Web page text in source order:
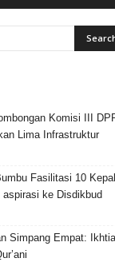
Komisi III
Lima Infrastruktur
Fasilitasi 10
ke Disdikbud
Simpang Empat: